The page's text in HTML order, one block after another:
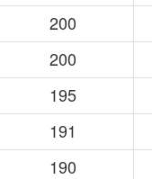
200
200
195
191
190